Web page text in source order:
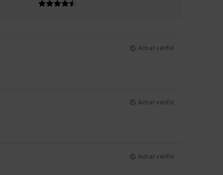
Achat vérifié
Achat vérifié
Achat vérifié